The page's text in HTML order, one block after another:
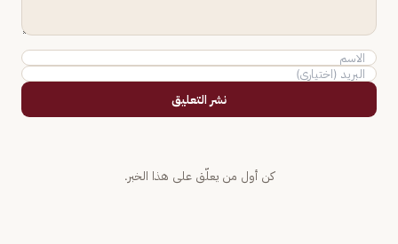
نشر التعليق
كن أول من يعلّق على هذا الخبر.